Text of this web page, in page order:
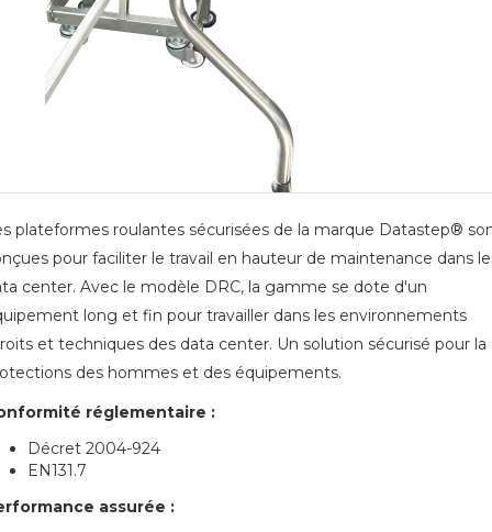
plateformes roulantes sécurisées de la marque Datastep®
pour faciliter le travail en hauteur de maintenance dans
center. Avec le modèle DRC, la gamme se dote d'un
long et fin pour travailler dans les environnements
et techniques des data center. Un solution sécurisé pour la
des hommes et des équipements.
réglementaire :
Décret 2004-924
EN131.7
assurée :